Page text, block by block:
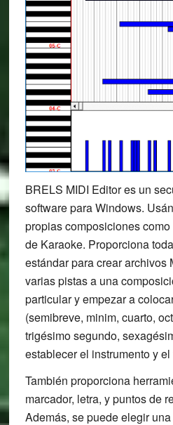
BRELS MIDI Editor es un
software para Windows.
propias composiciones
de Karaoke. Proporciona
estándar para crear archivos
varias pistas a una
particular y empezar a
(semibreve, minim, cuarto,
trigésimo segundo,
establecer el instrumento y el
También proporciona
marcador, letra, y puntos de
Además, se puede elegir